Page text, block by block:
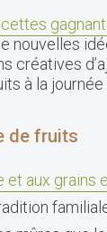
nouvelles
créatives
à la
de fruits
et aux grains